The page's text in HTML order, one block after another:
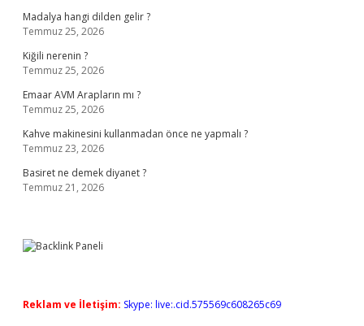
Madalya hangi dilden gelir ?
Temmuz 25, 2026
Kiğili nerenin ?
Temmuz 25, 2026
Emaar AVM Arapların mı ?
Temmuz 25, 2026
Kahve makinesini kullanmadan önce ne yapmalı ?
Temmuz 23, 2026
Basiret ne demek diyanet ?
Temmuz 21, 2026
Reklam ve İletişim: Skype: live:.cid.575569c608265c69